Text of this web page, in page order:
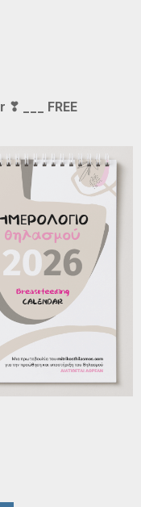
❣ ___ FREE